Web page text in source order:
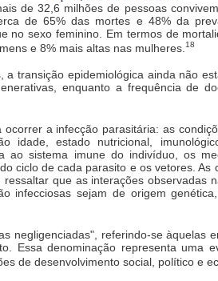
de 32,6 milhões de pessoas
de 65% das mortes e 48% da
no sexo feminino. Em termos de
e 8% mais altas nas mulheres. 18
transição epidemiológica ainda não
enquanto a frequência de
a infecção parasitária: as
idade, estado nutricional,
ao sistema imune do indivíduo, os
ciclo de cada parasito e os vetores.
que as interações observadas
infecciosas sejam de origem
negligenciadas", referindo-se àquelas
Essa denominação representa uma
de desenvolvimento social, político e